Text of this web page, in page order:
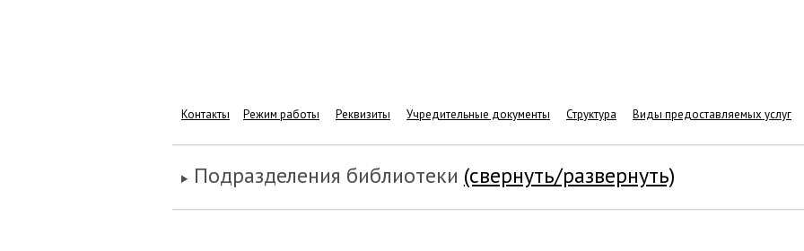
Контакты Режим работы Реквизиты Учредительные документы Структура Виды предоставляемых услуг
Подразделения библиотеки (свернуть/развернуть)